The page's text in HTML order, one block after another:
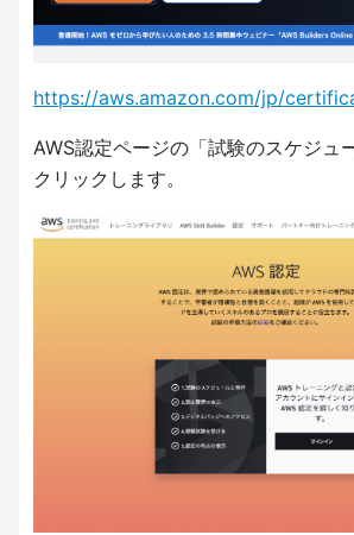
https://aws.amazon.com/jp/
AWS認定ページの「試験のスケジュ
クリックします。